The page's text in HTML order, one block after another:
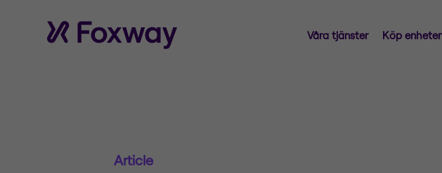
Våra tjänster Köp enheter
Article